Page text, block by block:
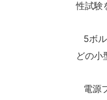
性試験
5ボル
どの小
電源